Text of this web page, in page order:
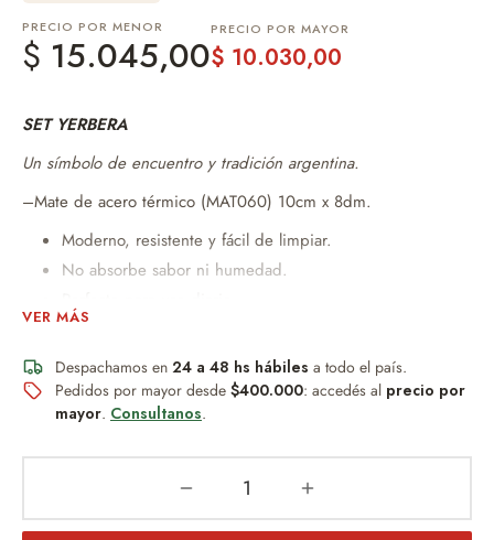
PRECIO POR MENOR
$ 15.045,00
PRECIO POR MAYOR
$ 10.030,00
SET YERBERA
Un símbolo de encuentro y tradición argentina.
–Mate de acero térmico (MAT060) 10cm x 8dm.
Moderno, resistente y fácil de limpiar.
No absorbe sabor ni humedad.
Diseño práctico y duradero.
Ideal para quienes buscan funcionalidad sin
mantenimiento.
150ML
VER MÁS
Despachamos en 24 a 48 hs hábiles a todo el país.
Pedidos por mayor desde $400.000: accedés al precio por
mayor. Consultanos.